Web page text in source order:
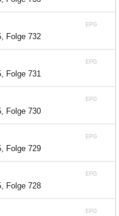
EPG
Folge 732
EPG
Folge 731
EPG
Folge 730
EPG
Folge 729
EPG
Folge 728
EPG